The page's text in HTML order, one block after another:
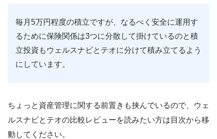
毎月5万円程度の積立ですが、なるべく安全に運用す
るために保険関係は3つに分散して掛けているのと積
立投資もウェルスナビとテオに分けて積み立てるよう
にしています。
ちょっと資産管理に関する前置きも挟んでいるので、ウェ
ルスナビとテオの比較レビューを読みたい方は目次から移
動してください。